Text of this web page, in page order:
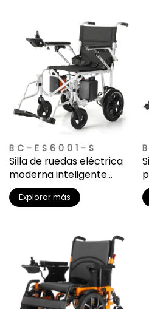
BC-ES6001-S
Silla de ruedas eléctrica
moderna inteligente
personalizable
Explorar más